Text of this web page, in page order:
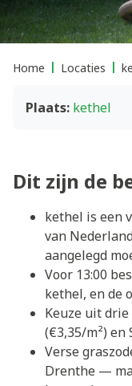
Home Locaties
Plaats: kethel
Dit zijn de
kethel is een
van
aangelegd
Voor 13:00
kethel, en de
Keuze uit drie
(€3,35/m²) en
Verse
Drenthe —